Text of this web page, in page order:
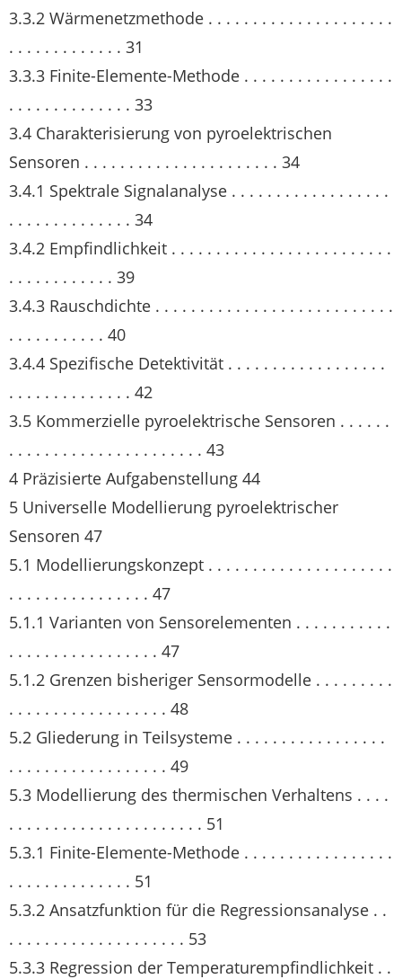
3.3.2 Wärmenetzmethode . . . . . . . . . . . . . . . . . . . . .
. . . . . . . . . . . . . 31
3.3.3 Finite-Elemente-Methode . . . . . . . . . . . . . . . . .
. . . . . . . . . . . . . . 33
3.4 Charakterisierung von pyroelektrischen
Sensoren . . . . . . . . . . . . . . . . . . . . . . 34
3.4.1 Spektrale Signalanalyse . . . . . . . . . . . . . . . . . .
. . . . . . . . . . . . . . 34
3.4.2 Empfindlichkeit . . . . . . . . . . . . . . . . . . . . . . . . .
. . . . . . . . . . . . 39
3.4.3 Rauschdichte . . . . . . . . . . . . . . . . . . . . . . . . . . .
. . . . . . . . . . . 40
3.4.4 Spezifische Detektivität . . . . . . . . . . . . . . . . . .
. . . . . . . . . . . . . . 42
3.5 Kommerzielle pyroelektrische Sensoren . . . . . .
. . . . . . . . . . . . . . . . . . . . . . 43
4 Präzisierte Aufgabenstellung 44
5 Universelle Modellierung pyroelektrischer
Sensoren 47
5.1 Modellierungskonzept . . . . . . . . . . . . . . . . . . . . .
. . . . . . . . . . . . . . . . 47
5.1.1 Varianten von Sensorelementen . . . . . . . . . . .
. . . . . . . . . . . . . . . . . 47
5.1.2 Grenzen bisheriger Sensormodelle . . . . . . . . .
. . . . . . . . . . . . . . . . . . 48
5.2 Gliederung in Teilsysteme . . . . . . . . . . . . . . . . .
. . . . . . . . . . . . . . . . . . 49
5.3 Modellierung des thermischen Verhaltens . . . .
. . . . . . . . . . . . . . . . . . . . . . 51
5.3.1 Finite-Elemente-Methode . . . . . . . . . . . . . . . . .
. . . . . . . . . . . . . . 51
5.3.2 Ansatzfunktion für die Regressionsanalyse . .
. . . . . . . . . . . . . . . . . . . . 53
5.3.3 Regression der Temperaturempfindlichkeit . .